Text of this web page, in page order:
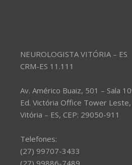
NEUROLOGISTA VITÓRIA – ES
CRM-ES 11.111
Av. Américo Buaiz, 501 – Sala
Ed. Victória Office Tower Leste,
Vitória – ES, CEP: 29050-911
Telefones:
(27) 99707-3433